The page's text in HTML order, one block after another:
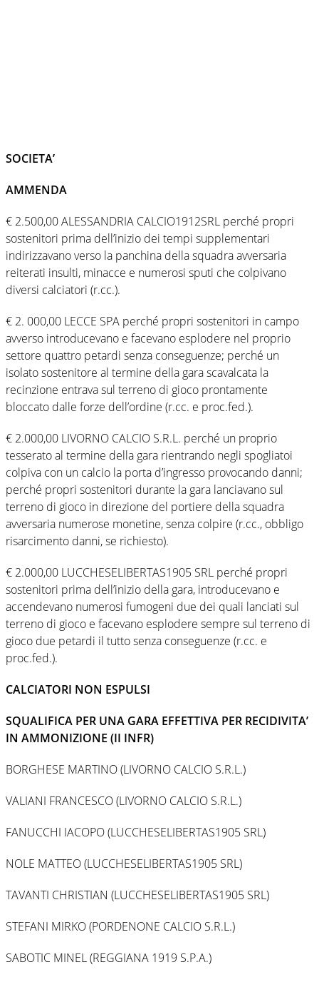
SOCIETA’
AMMENDA
€ 2.500,00 ALESSANDRIA CALCIO1912SRL perché propri
sostenitori prima dell’inizio dei tempi supplementari
indirizzavano verso la panchina della squadra avversaria
reiterati insulti, minacce e numerosi sputi che colpivano
diversi calciatori (r.cc.).
€ 2. 000,00 LECCE SPA perché propri sostenitori in campo
avverso introducevano e facevano esplodere nel proprio
settore quattro petardi senza conseguenze; perché un
isolato sostenitore al termine della gara scavalcata la
recinzione entrava sul terreno di gioco prontamente
bloccato dalle forze dell’ordine (r.cc. e proc.fed.).
€ 2.000,00 LIVORNO CALCIO S.R.L. perché un proprio
tesserato al termine della gara rientrando negli spogliatoi
colpiva con un calcio la porta d’ingresso provocando danni;
perché propri sostenitori durante la gara lanciavano sul
terreno di gioco in direzione del portiere della squadra
avversaria numerose monetine, senza colpire (r.cc., obbligo
risarcimento danni, se richiesto).
€ 2.000,00 LUCCHESELIBERTAS1905 SRL perché propri
sostenitori prima dell’inizio della gara, introducevano e
accendevano numerosi fumogeni due dei quali lanciati sul
terreno di gioco e facevano esplodere sempre sul terreno di
gioco due petardi il tutto senza conseguenze (r.cc. e
proc.fed.).
CALCIATORI NON ESPULSI
SQUALIFICA PER UNA GARA EFFETTIVA PER RECIDIVITA’
IN AMMONIZIONE (II INFR)
BORGHESE MARTINO (LIVORNO CALCIO S.R.L.)
VALIANI FRANCESCO (LIVORNO CALCIO S.R.L.)
FANUCCHI IACOPO (LUCCHESELIBERTAS1905 SRL)
NOLE MATTEO (LUCCHESELIBERTAS1905 SRL)
TAVANTI CHRISTIAN (LUCCHESELIBERTAS1905 SRL)
STEFANI MIRKO (PORDENONE CALCIO S.R.L.)
SABOTIC MINEL (REGGIANA 1919 S.P.A.)